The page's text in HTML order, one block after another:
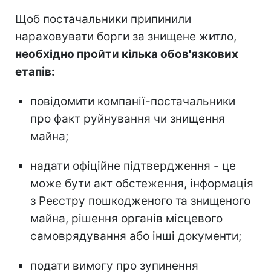
Щоб постачальники припинили
нараховувати борги за знищене житло,
необхідно пройти кілька обов'язкових
етапів:
повідомити компанії-постачальники
про факт руйнування чи знищення
майна;
надати офіційне підтвердження - це
може бути акт обстеження, інформація
з Реєстру пошкодженого та знищеного
майна, рішення органів місцевого
самоврядування або інші документи;
подати вимогу про зупинення